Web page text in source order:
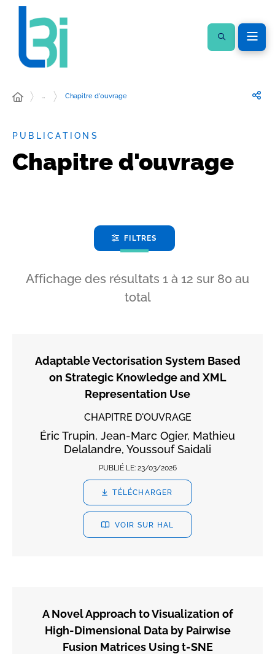
… Chapitre d'ouvrage
PUBLICATIONS
Chapitre d'ouvrage
FILTRES
Affichage des résultats 1 à 12 sur 80 au
total
Adaptable Vectorisation System Based
on Strategic Knowledge and XML
Representation Use
CHAPITRE D'OUVRAGE
Éric Trupin, Jean-Marc Ogier, Mathieu
Delalandre, Youssouf Saidali
PUBLIÉ LE: 23/03/2026
TÉLÉCHARGER
VOIR SUR HAL
A Novel Approach to Visualization of
High-Dimensional Data by Pairwise
Fusion Matrices Using t-SNE